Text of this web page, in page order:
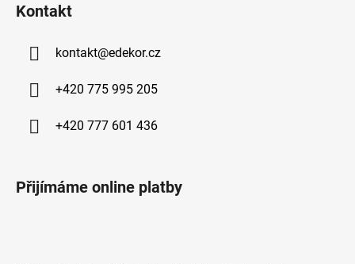
Kontakt
kontakt@edekor.cz
+420 775 995 205
+420 777 601 436
Přijímáme online platby